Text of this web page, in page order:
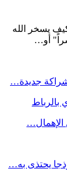
يسخر الله
أو…
شراكة جديدة…
بالرباط
الإهمال…
يحتذى به…